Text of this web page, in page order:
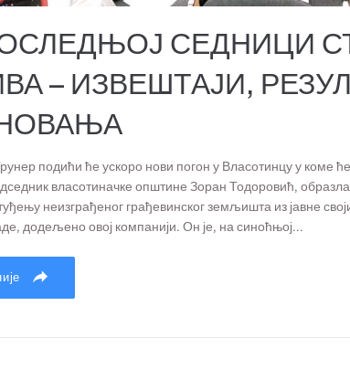
СЕДНИЦИ
– ИЗВЕШТАЈИ,
подићи ће ускоро нови погон у Власотинцу у коме
власотиначке општине Зоран Тодоровић,
неизграђеног грађевинског земљишта из јавне
додељено овој компанији. Он је, на синоћњој...